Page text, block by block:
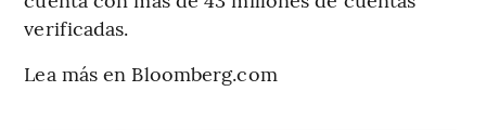
verificadas.
Lea más en Bloomberg.com